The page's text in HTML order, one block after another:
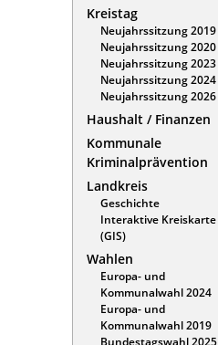
Kreistag
Neujahrssitzung 2019
Neujahrssitzung 2020
Neujahrssitzung 2023
Neujahrssitzung 2024
Neujahrssitzung 2026
Haushalt / Finanzen
Kommunale
Kriminalprävention
Landkreis
Geschichte
Interaktive Kreiskarte
(GIS)
Wahlen
Europa- und
Kommunalwahl 2024
Europa- und
Kommunalwahl 2019
Bundestagswahl 2025